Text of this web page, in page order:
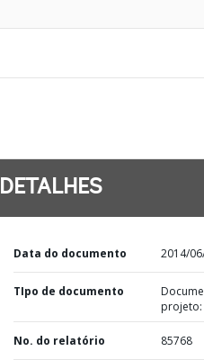
DETALHES
Data do documento 2014/
TIpo de documento
projeto:
No. do relatório 85768